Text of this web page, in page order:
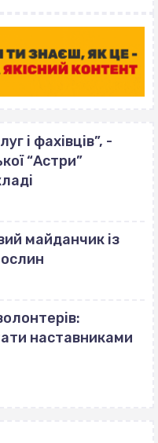
і фахівців”, -
“Астри”
майданчик із
наставниками